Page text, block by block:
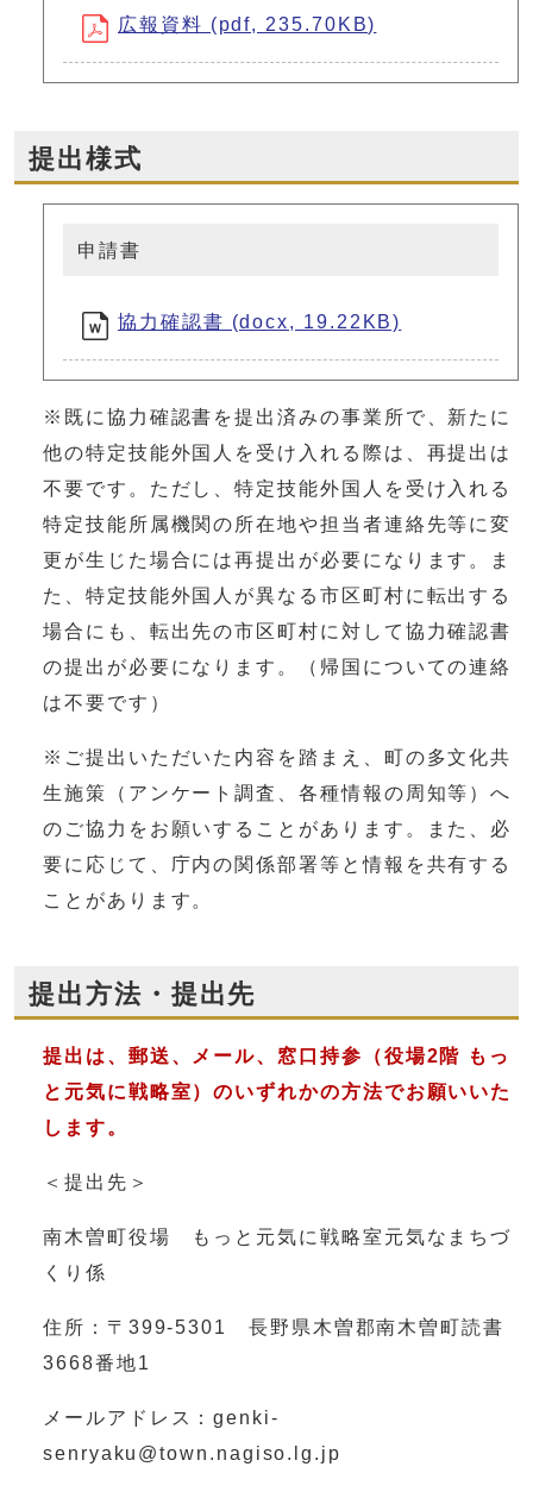
広報資料 (pdf, 235.70KB)
提出様式
申請書
協力確認書 (docx, 19.22KB)
※既に協力確認書を提出済みの事業所で、新たに
他の特定技能外国人を受け入れる際は、再提出は
不要です。ただし、特定技能外国人を受け入れる
特定技能所属機関の所在地や担当者連絡先等に変
更が生じた場合には再提出が必要になります。ま
た、特定技能外国人が異なる市区町村に転出する
場合にも、転出先の市区町村に対して協力確認書
の提出が必要になります。（帰国についての連絡
は不要です）
※ご提出いただいた内容を踏まえ、町の多文化共
生施策（アンケート調査、各種情報の周知等）へ
のご協力をお願いすることがあります。また、必
要に応じて、庁内の関係部署等と情報を共有する
ことがあります。
提出方法・提出先
提出は、郵送、メール、窓口持参（役場2階 もっ
と元気に戦略室）のいずれかの方法でお願いいた
します。
＜提出先＞
南木曽町役場 もっと元気に戦略室元気なまちづ
くり係
住所：〒399-5301 長野県木曽郡南木曽町読書
3668番地1
メールアドレス：genki-
senryaku@town.nagiso.lg.jp